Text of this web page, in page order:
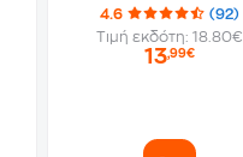
4.6
(92)
Τιμή εκδότη: 18.80€
13,99€